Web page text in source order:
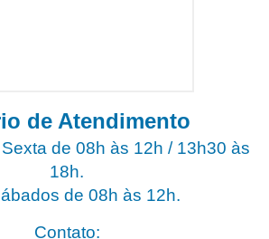
de Atendimento
de 08h às 12h / 13h30 às
18h.
de 08h às 12h.
Contato: